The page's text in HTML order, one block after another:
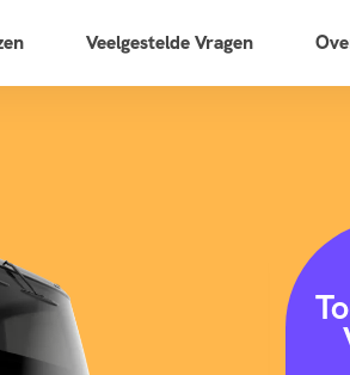
Veelgestelde Vragen